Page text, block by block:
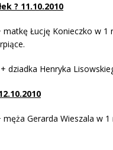
? 11.10.2010
matkę Łucję Konieczko w 1
dziadka Henryka
męża Gerarda Wieszala w